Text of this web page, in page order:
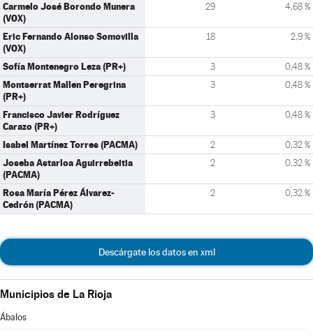
Carmelo José Borondo Munera
(VOX)
29 4,68 %
Eric Fernando Alonso Somovilla
(VOX)
18 2,9 %
Sofía Montenegro Leza (PR+) 3 0,48 %
Montserrat Mallen Peregrina
(PR+)
3 0,48 %
Francisco Javier Rodríguez
Carazo (PR+)
3 0,48 %
Isabel Martínez Torres (PACMA) 2 0,32 %
Joseba Astarloa Aguirrebeitia
(PACMA)
2 0,32 %
Rosa María Pérez Álvarez-
Cedrón (PACMA)
2 0,32 %
Descárgate los datos en xml
Municipios de La Rioja
Ábalos